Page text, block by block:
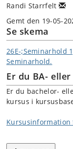
Randi Starrfelt
Gemt den 19-05-
Se skema
26E-;Seminarhold
Seminarhold.
Er du BA-
Er du bachelor-
kursus i